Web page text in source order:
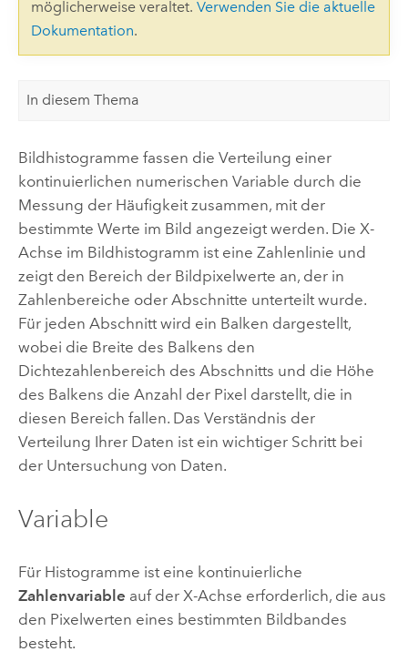
möglicherweise veraltet. Verwenden Sie die aktuelle
Dokumentation.
In diesem Thema
Bildhistogramme fassen die Verteilung einer
kontinuierlichen numerischen Variable durch die
Messung der Häufigkeit zusammen, mit der
bestimmte Werte im Bild angezeigt werden. Die X-
Achse im Bildhistogramm ist eine Zahlenlinie und
zeigt den Bereich der Bildpixelwerte an, der in
Zahlenbereiche oder Abschnitte unterteilt wurde.
Für jeden Abschnitt wird ein Balken dargestellt,
wobei die Breite des Balkens den
Dichtezahlenbereich des Abschnitts und die Höhe
des Balkens die Anzahl der Pixel darstellt, die in
diesen Bereich fallen. Das Verständnis der
Verteilung Ihrer Daten ist ein wichtiger Schritt bei
der Untersuchung von Daten.
Variable
Für Histogramme ist eine kontinuierliche
Zahlenvariable auf der X-Achse erforderlich, die aus
den Pixelwerten eines bestimmten Bildbandes
besteht.